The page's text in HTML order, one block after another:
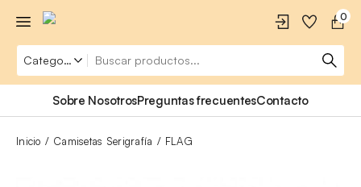
0
Sobre NosotrosPreguntas frecuentesContacto
Inicio Camisetas Serigrafía FLAG